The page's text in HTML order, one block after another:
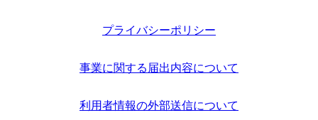
プライバシーポリシー
事業に関する届出内容について
利用者情報の外部送信について